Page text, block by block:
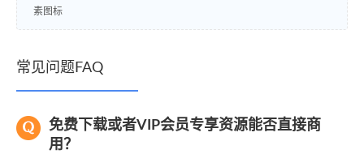
素图标
常见问题FAQ
免费下载或者VIP会员专享资源能否直接商
用？